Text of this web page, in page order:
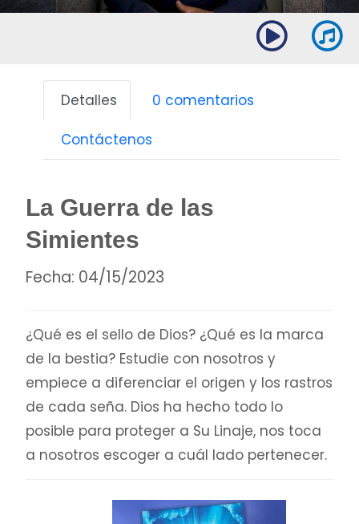
Detalles 0 comentarios
Contáctenos
La Guerra de las
Simientes
Fecha: 04/15/2023
¿Qué es el sello de Dios? ¿Qué es la marca
de la bestia? Estudie con nosotros y
empiece a diferenciar el origen y los rastros
de cada seña. Dios ha hecho todo lo
posible para proteger a Su Linaje, nos toca
a nosotros escoger a cuál lado pertenecer.